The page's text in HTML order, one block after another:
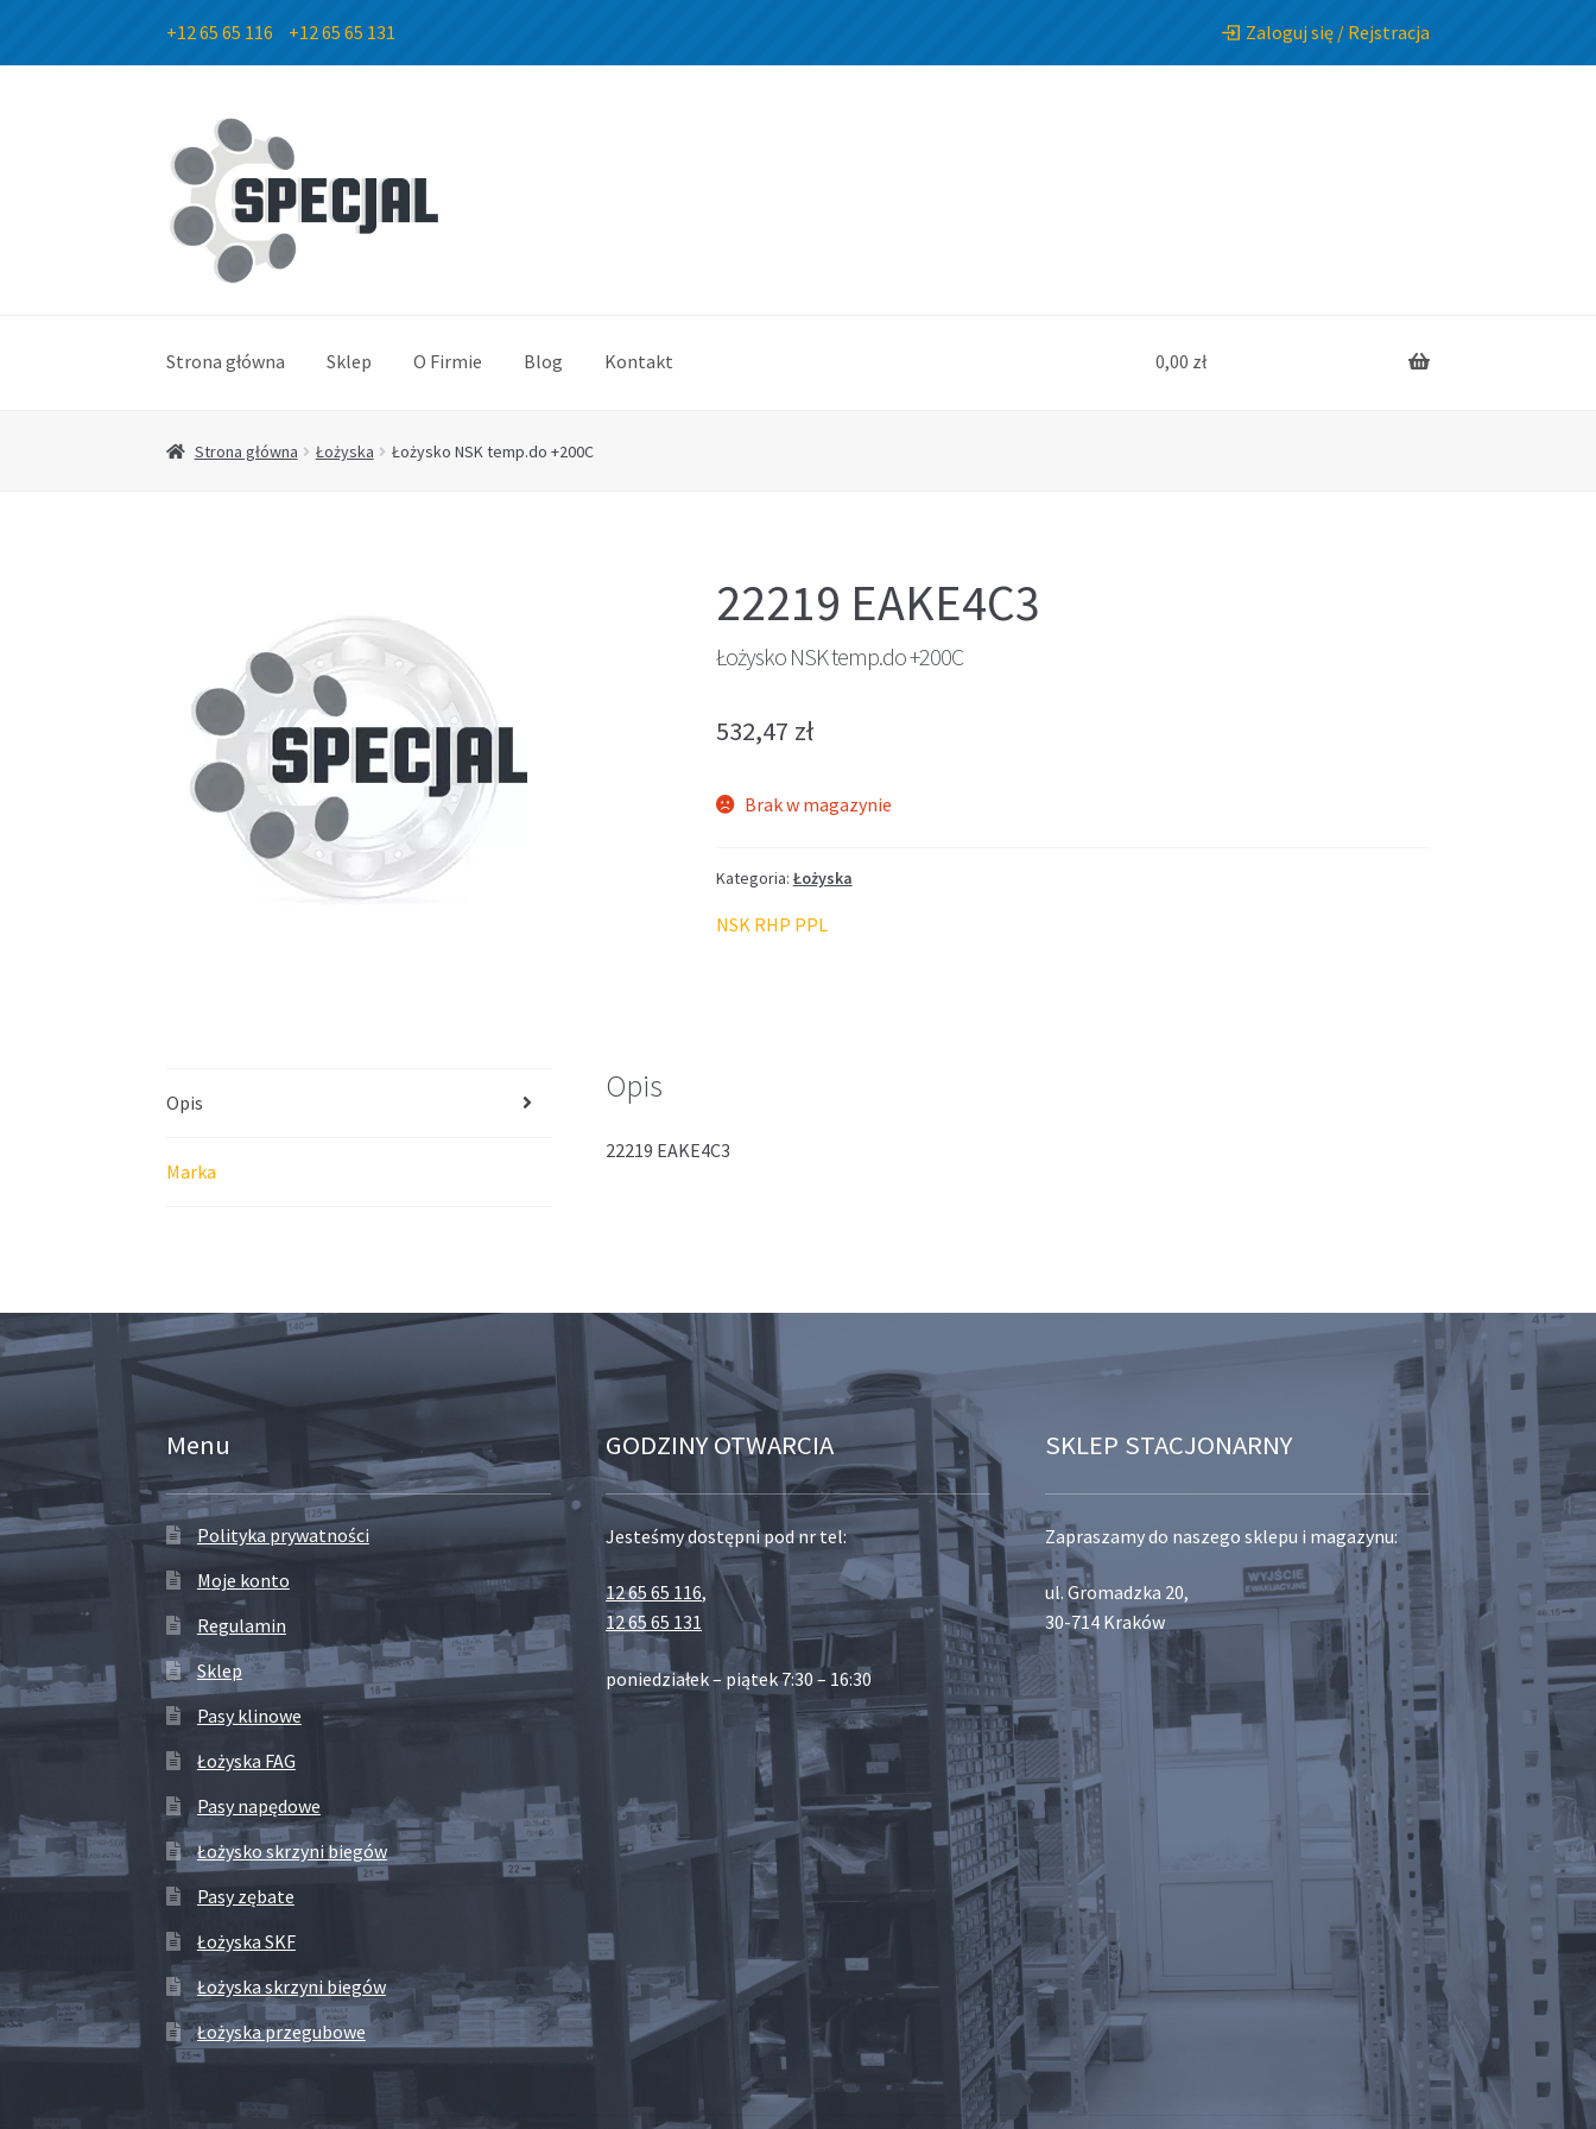
+12 65 65 116 +12 65 65 131 Zaloguj się / Rejstracja
Przejdź
do
nawigacji
Przejdź
do
treści
Strona główna Sklep O Firmie Blog Kontakt 0,00 zł
Strona główna Łożyska Łożysko NSK temp.do +200C
22219 EAKE4C3
Łożysko NSK temp.do +200C
532,47 zł
Brak w magazynie
Kategoria: Łożyska
NSK RHP PPL
Opis
Marka
Opis
22219 EAKE4C3
Menu
Polityka prywatności
Moje konto
Regulamin
Sklep
Pasy klinowe
Łożyska FAG
Pasy napędowe
Łożysko skrzyni biegów
Pasy zębate
Łożyska SKF
Łożyska skrzyni biegów
Łożyska przegubowe
GODZINY OTWARCIA
Jesteśmy dostępni pod nr tel:
12 65 65 116,
12 65 65 131
poniedziałek – piątek 7:30 – 16:30
SKLEP STACJONARNY
Zapraszamy do naszego sklepu i magazynu:
ul. Gromadzka 20,
30-714 Kraków